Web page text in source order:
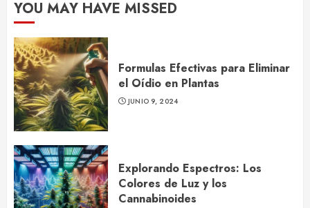
YOU MAY HAVE MISSED
Formulas Efectivas para Eliminar
el Oídio en Plantas
JUNIO 9, 2024
Explorando Espectros: Los
Colores de Luz y los
Cannabinoides